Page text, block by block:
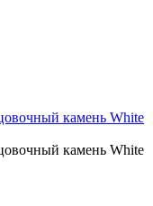
камень White
камень White